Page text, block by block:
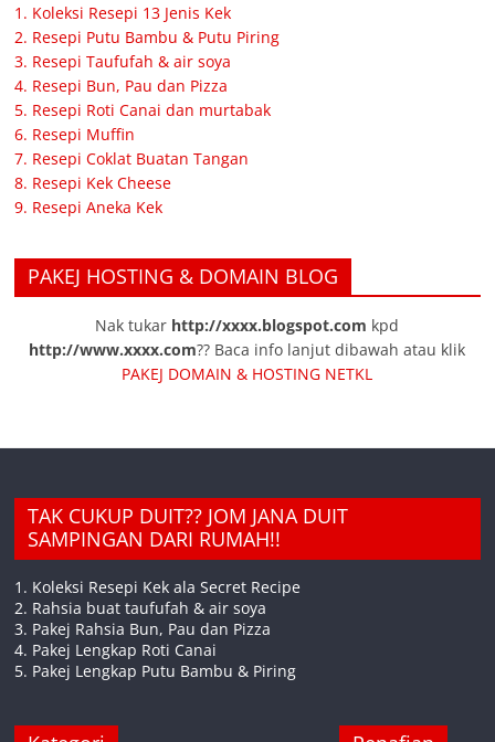
1. Koleksi Resepi 13 Jenis Kek
2. Resepi Putu Bambu & Putu Piring
3. Resepi Taufufah & air soya
4. Resepi Bun, Pau dan Pizza
5. Resepi Roti Canai dan murtabak
6. Resepi Muffin
7. Resepi Coklat Buatan Tangan
8. Resepi Kek Cheese
9. Resepi Aneka Kek
PAKEJ HOSTING & DOMAIN BLOG
Nak tukar http://xxxx.blogspot.com kpd
http://www.xxxx.com?? Baca info lanjut dibawah atau klik
PAKEJ DOMAIN & HOSTING NETKL
TAK CUKUP DUIT?? JOM JANA DUIT
SAMPINGAN DARI RUMAH!!
1. Koleksi Resepi Kek ala Secret Recipe
2. Rahsia buat taufufah & air soya
3. Pakej Rahsia Bun, Pau dan Pizza
4. Pakej Lengkap Roti Canai
5. Pakej Lengkap Putu Bambu & Piring